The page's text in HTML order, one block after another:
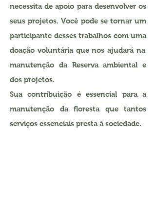
necessita de apoio para desenvolver os
seus projetos.Você pode se tornar um
participante desses trabalhos com uma
doação voluntária que nos ajudará na
manutenção da Reserva ambiental e
dos projetos.
Sua contribuição é essencial para a
manutenção da floresta que tantos
serviços essenciais presta à sociedade.